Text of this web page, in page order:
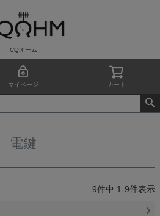
CQオーム
マイページ カート
電鍵
9件中 1-9件表示